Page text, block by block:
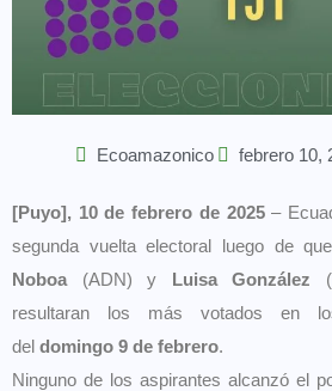
Ecoamazonico febrero 10,
[Puyo], 10 de febrero de 2025–
segunda vuelta electoral luego de
Noboa (ADN) y Luisa González
resultaran los más votados en
del domingo 9 de febrero.
Ninguno de los aspirantes alcanzó el